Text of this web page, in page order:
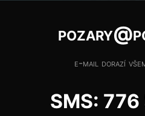
e-mail dorazí
SMS: